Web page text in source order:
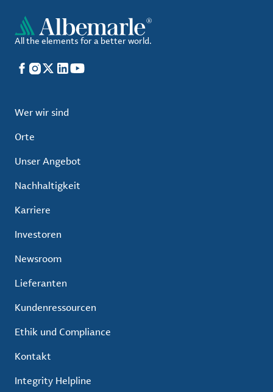
All the elements for a better world.
Facebook
Instagram
X LinkedIn
YouTube
Wer wir sind
Orte
Unser Angebot
Nachhaltigkeit
Karriere
Investoren
Newsroom
Lieferanten
Kundenressourcen
Ethik und Compliance
Kontakt
Integrity Helpline